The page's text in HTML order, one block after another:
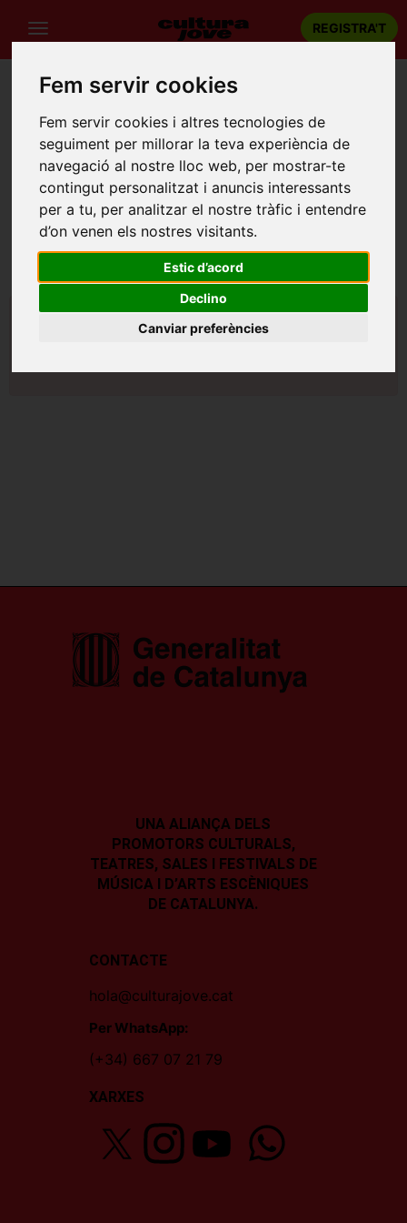
Fem servir cookies
Fem servir cookies i altres tecnologies de
seguiment per millorar la teva experiència de
navegació al nostre lloc web, per mostrar-te
contingut personalitzat i anuncis interessants
per a tu, per analitzar el nostre tràfic i entendre
d’on venen els nostres visitants.
Estic d’acord
Declino
Canviar preferències
REGISTRA'T
ERROR
Aquest espectacle no està
UNA ALIANÇA DELS
PROMOTORS CULTURALS,
TEATRES, SALES I FESTIVALS DE
MÚSICA I D’ARTS ESCÈNIQUES
DE CATALUNYA.
CONTACTE
hola@culturajove.cat
Per WhatsApp:
(+34) 667 07 21 79
XARXES